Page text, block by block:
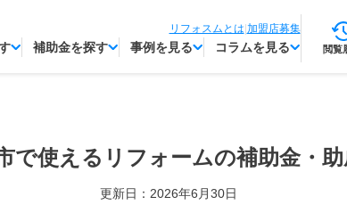
リフォスムとは|加盟店募集
補助金を探す 事例を見る コラムを見る 閲覧
で使える リフォームの補助金・
更新日：2026年6月30日